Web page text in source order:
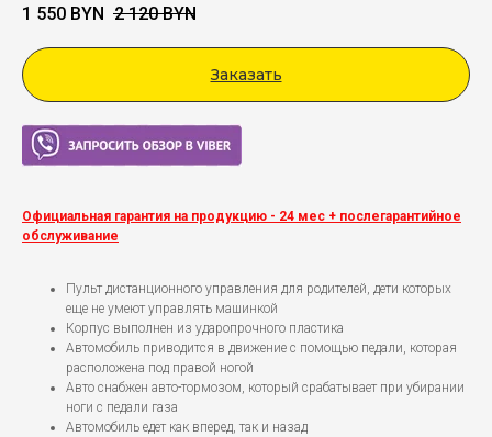
1 550 BYN 2 120 BYN
Заказать
Viber
Официальная гарантия на продукцию - 24 мес + послегарантийное
обслуживание
Пульт дистанционного управления для родителей, дети которых
еще не умеют управлять машинкой
Корпус выполнен из ударопрочного пластика
Автомобиль приводится в движение с помощью педали, которая
расположена под правой ногой
Авто снабжен авто-тормозом, который срабатывает при убирании
ноги с педали газа
Автомобиль едет как вперед, так и назад